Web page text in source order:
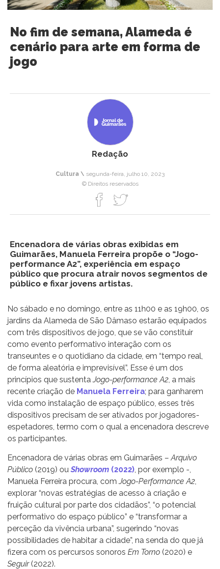
No fim de semana, Alameda é
cenário para arte em forma de
jogo
Redação
Cultura \ segunda-feira, julho 10, 2023
© Direitos reservados
Encenadora de várias obras exibidas em
Guimarães, Manuela Ferreira propõe o “Jogo-
performance A2”, experiência em espaço
público que procura atrair novos segmentos de
público e fixar jovens artistas.
No sábado e no domingo, entre as 11h00 e as 19h00, os
jardins da Alameda de São Dâmaso estarão equipados
com três dispositivos de jogo, que se vão constituir
como evento performativo interação com os
transeuntes e o quotidiano da cidade, em “tempo real,
de forma aleatória e imprevisível”. Esse é um dos
princípios que sustentaJogo-performance A2 , a mais
recente criação de Manuela Ferreira; para ganharem
vida como instalação de espaço público, esses três
dispositivos precisam de ser ativados por jogadores-
espetadores, termo com o qual a encenadora descreve
os participantes.
Encenadora de várias obras em Guimarães – Arquivo
Público (2019) ou Showroom (2022) , por exemplo -,
Manuela Ferreira procura, comJogo-Performance A2
explorar “novas estratégias de acesso à criação e
fruição cultural por parte dos cidadãos”, “o potencial
performativo do espaço público” e “transformar a
perceção da vivência urbana”, sugerindo “novas
possibilidades de habitar a cidade”, na senda do que já
fizera com os percursos sonoros Em Torno (2020) e
Seguir(2022).